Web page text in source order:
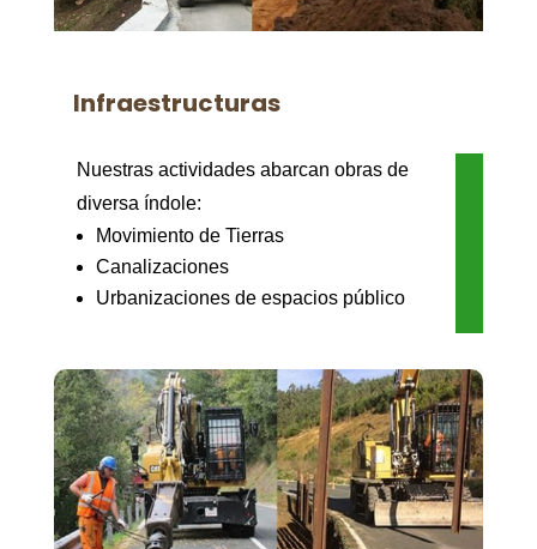
Infraestructuras
Nuestras actividades abarcan obras de
diversa índole:
Movimiento de Tierras
Canalizaciones
Urbanizaciones de espacios público